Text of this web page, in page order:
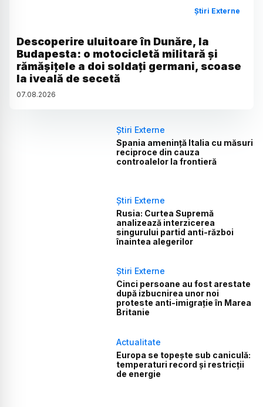
Știri Externe
Descoperire uluitoare în Dunăre, la
Budapesta: o motocicletă militară și
rămășițele a doi soldați germani, scoase
la iveală de secetă
07.08.2026
Știri Externe
Spania amenință Italia cu măsuri
reciproce din cauza
controalelor la frontieră
Știri Externe
Rusia: Curtea Supremă
analizează interzicerea
singurului partid anti-război
înaintea alegerilor
Știri Externe
Cinci persoane au fost arestate
după izbucnirea unor noi
proteste anti-imigrație în Marea
Britanie
Actualitate
Europa se topește sub caniculă:
temperaturi record și restricții
de energie